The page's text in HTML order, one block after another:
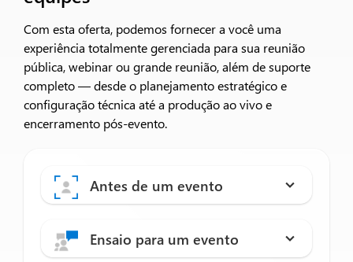
Com esta oferta, podemos fornecer a você uma
experiência totalmente gerenciada para sua reunião
pública, webinar ou grande reunião, além de suporte
completo — desde o planejamento estratégico e
configuração técnica até a produção ao vivo e
encerramento pós-evento.
Antes de um evento
Ensaio para um evento